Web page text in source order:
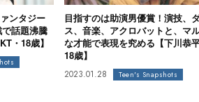
ンタジー
話題沸騰
・18歳】
目指すのは助演男優賞！演技、
ス、音楽、アクロバットと、マ
な才能で表現を究める【下川恭
18歳】
2023.01.28 Teen's Snapshots